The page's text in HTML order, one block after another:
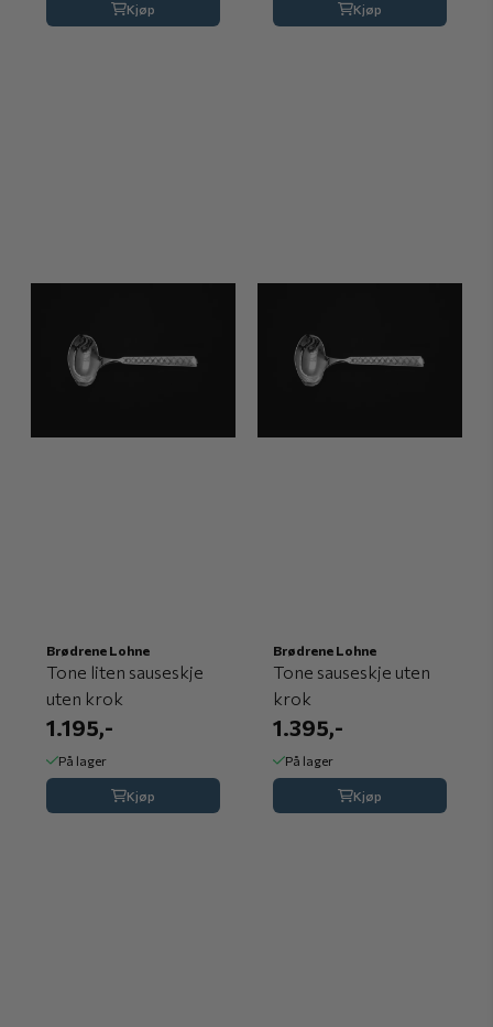
Kjøp Kjøp
Brødrene Lohne
Tone liten sauseskje
uten krok
1.195,-
På lager
Kjøp
Brødrene Lohne
Tone sauseskje uten
krok
1.395,-
På lager
Kjøp